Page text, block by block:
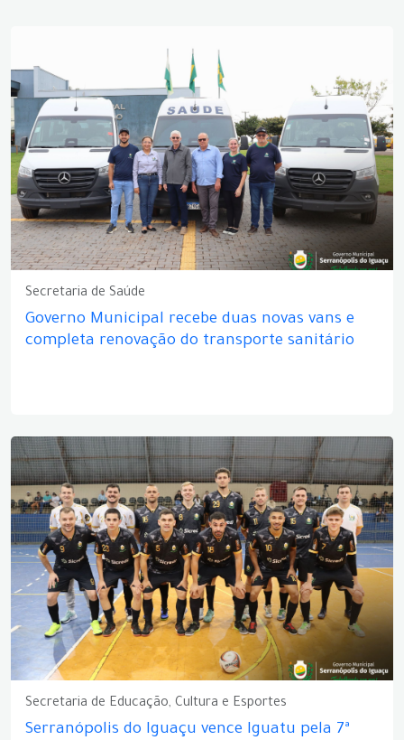
Secretaria de Saúde
Governo Municipal recebe duas novas vans e
completa renovação do transporte sanitário
Secretaria de Educação, Cultura e Esportes
Serranópolis do Iguaçu vence Iguatu pela 7ª